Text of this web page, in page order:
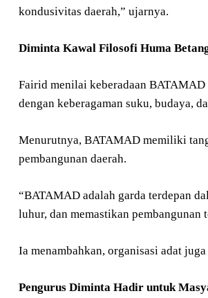
kondusivitas daerah,” ujarnya.
Diminta Kawal Filosofi Huma
Fairid menilai keberadaan BATAMAD
dengan keberagaman suku, budaya,
Menurutnya, BATAMAD memiliki
pembangunan daerah.
“BATAMAD adalah garda terdepan
luhur, dan memastikan pembangunan
Ia menambahkan, organisasi adat
Pengurus Diminta Hadir untuk